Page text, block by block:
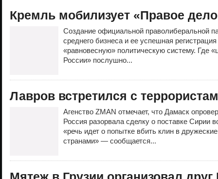
Кремль мобилизует «Правое
Создание официальной праволиберальной
среднего бизнеса и ее успешная
«равновесную» политическую систему. Где
России» послушно...
Лавров встретился с
Агенство ZMAN отмечает, что Дамаск
Россия разорвала сделку о поставке Сирии
«речь идет о попытке вбить клин в
странами» — сообщается...